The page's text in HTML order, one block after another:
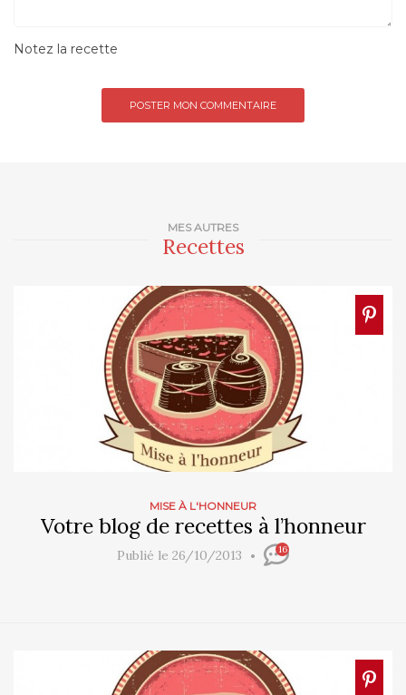
MES AUTRES
Recettes
MISE À L'HONNEUR
Votre blog de recettes à l’honneur
Publié le 26/10/2013 16
Notez la recette